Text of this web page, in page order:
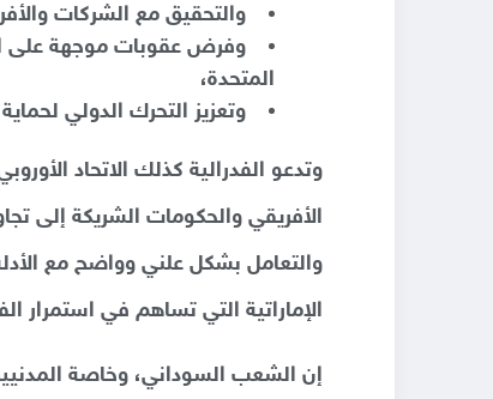
والتحقيق مع الشركات
وفرض عقوبات موجهة على
المتحدة،
وتعزيز التحرك الدولي
وتدعو الفدرالية كذلك الاتحاد
الأفريقي والحكومات الشريكة إلى
والتعامل بشكل علني وواضح مع
الإماراتية التي تساهم في استمرار
إن الشعب السوداني، وخاصة